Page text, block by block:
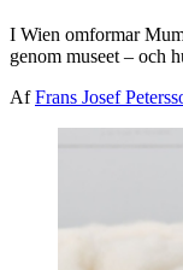
I Wien omformar
genom museet – och
AfFrans Josef